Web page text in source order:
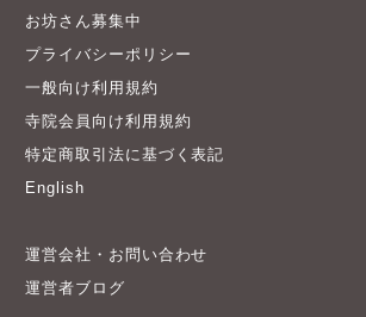
お坊さん募集中
プライバシーポリシー
一般向け利用規約
寺院会員向け利用規約
特定商取引法に基づく表記
English
運営会社・お問い合わせ
運営者ブログ